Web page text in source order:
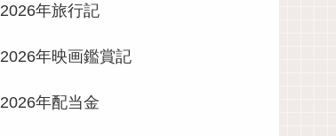
2026年旅行記
2026年映画鑑賞記
2026年配当金